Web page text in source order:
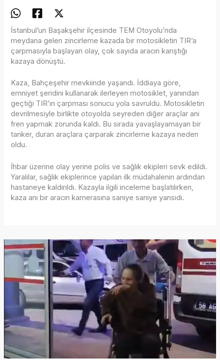
İstanbul’un Başakşehir ilçesinde TEM Otoyolu’nda
meydana gelen zincirleme kazada bir motosikletin TIR’a
çarpmasıyla başlayan olay, çok sayıda aracın karıştığı
kazaya dönüştü.
Kaza, Bahçeşehir mevkiinde yaşandı. İddiaya göre,
emniyet şeridini kullanarak ilerleyen motosiklet, yanından
geçtiği TIR’ın çarpması sonucu yola savruldu. Motosikletin
devrilmesiyle birlikte otoyolda seyreden diğer araçlar ani
fren yapmak zorunda kaldı. Bu sırada yavaşlayamayan bir
tanker, duran araçlara çarparak zincirleme kazaya neden
oldu.
İhbar üzerine olay yerine polis ve sağlık ekipleri sevk edildi.
Yaralılar, sağlık ekiplerince yapılan ilk müdahalenin ardından
hastaneye kaldırıldı. Kazayla ilgili inceleme başlatılırken,
kaza anı bir aracın kamerasına saniye saniye yansıdı.